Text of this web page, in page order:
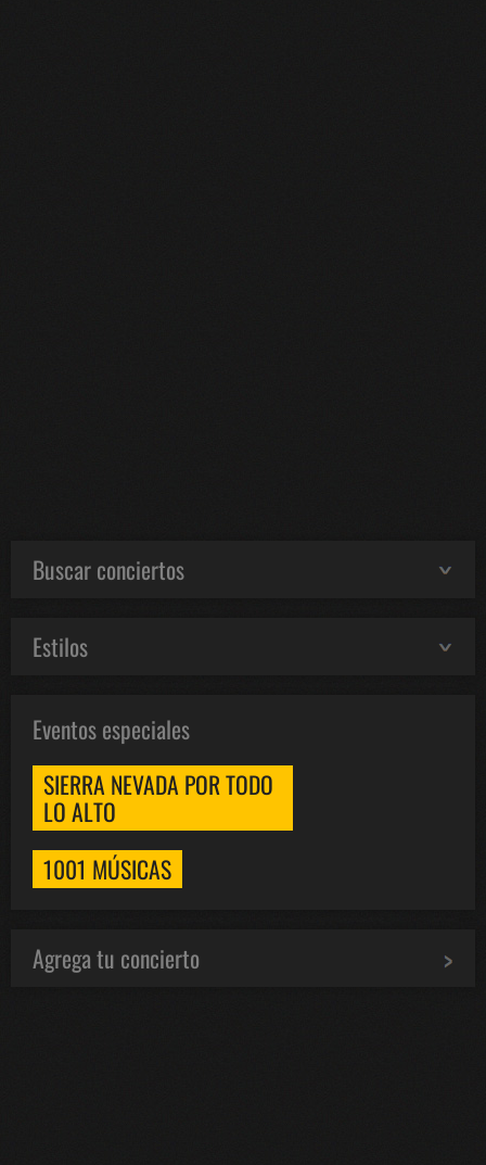
Buscar conciertos
Estilos
Eventos especiales
SIERRA NEVADA POR TODO
LO ALTO
1001 MÚSICAS
Agrega tu concierto